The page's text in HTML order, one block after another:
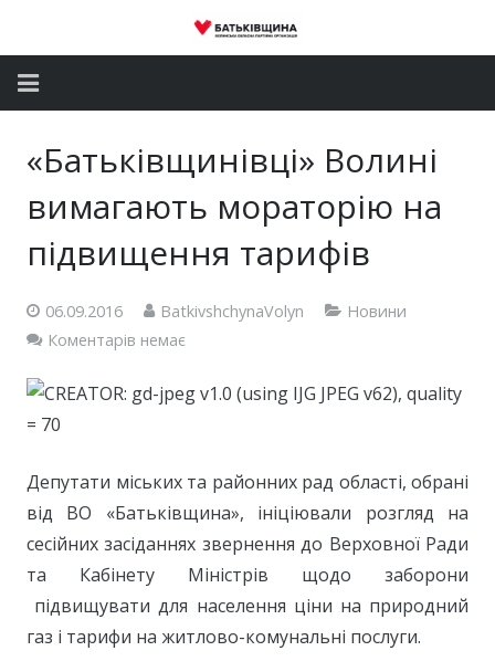
Партія
Громадські приймальні
Контакти
«Батьківщинівці» Волині
вимагають мораторію на
підвищення тарифів
06.09.2016 BatkivshchynaVolyn
Новини
Коментарів немає
Депутати міських та районних рад області, обрані
від ВО «Батьківщина», ініціювали розгляд на
сесійних засіданнях звернення до Верховної Ради
та Кабінету Міністрів щодо заборони
підвищувати для населення ціни на природний
газ і тарифи на житлово-комунальні послуги.